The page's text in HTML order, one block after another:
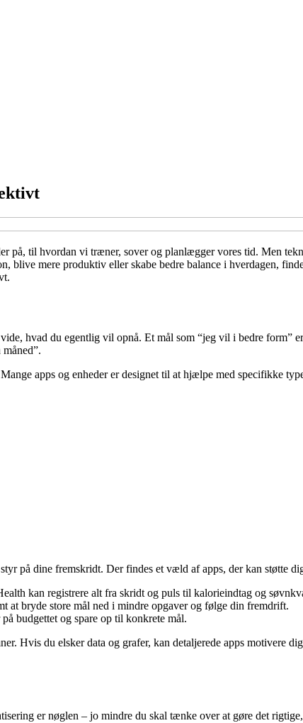
på, til hvordan vi træner, sover og planlægger vores tid. Men
blive mere produktiv eller skabe bedre balance i hverdagen,
hvad du egentlig vil opnå. Et mål som “jeg vil i bedre form”
apps og enheder er designet til at hjælpe med specifikke
på dine fremskridt. Der findes et væld af apps, der kan støtte
kan registrere alt fra skridt og puls til kalorieindtag og
at bryde store mål ned i mindre opgaver og følge din fremdrift.
budgettet og spare op til konkrete mål.
Hvis du elsker data og grafer, kan detaljerede apps motivere
er nøglen – jo mindre du skal tænke over at gøre det